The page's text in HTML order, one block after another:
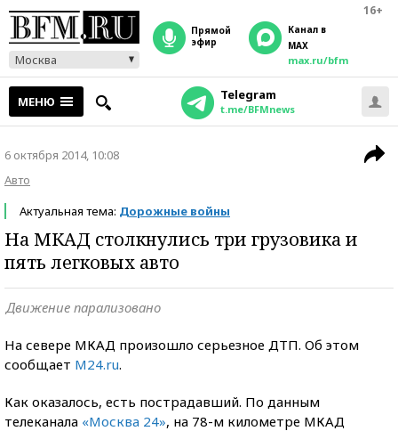
16+
Москва
прямой
эфир
Канал в
MAX
max.ru/bfm
МЕНЮ Telegram
t.me/BFMnews
6 октября 2014, 10:08
Авто
Актуальная тема: Дорожные войны
На МКАД столкнулись три грузовика и
пять легковых авто
Движение парализовано
На севере МКАД произошло серьезное ДТП. Об этом
сообщает M24.ru.
Как оказалось, есть пострадавший. По данным
телеканала «Москва 24», на 78-м километре МКАД